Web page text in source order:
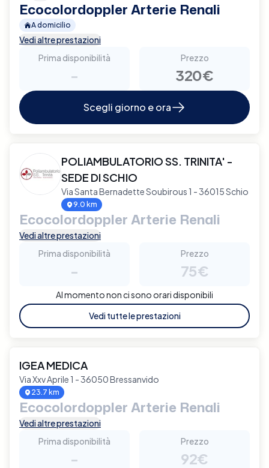
Ecocolordoppler Arterie Renali
A domicilio
Vedi altre prestazioni
Prima disponibilità
-
Prezzo
320€
Scegli giorno e ora
POLIAMBULATORIO SS. TRINITA' -
SEDE DI SCHIO
Via Santa Bernadette Soubirous 1 - 36015 Schio
9.0 km
Ecocolordoppler Arterie Renali
Vedi altre prestazioni
Prima disponibilità
-
Prezzo
75€
Al momento non ci sono orari disponibili
Vedi tutte le prestazioni
IGEA MEDICA
Via Xxv Aprile 1 - 36050 Bressanvido
23.7 km
Ecocolordoppler Arterie Renali
Vedi altre prestazioni
Prima disponibilità
-
Prezzo
92€